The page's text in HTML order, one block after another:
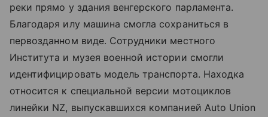
реки прямо у здания венгерского парламента.
Благодаря илу машина смогла сохраниться в
первозданном виде. Сотрудники местного
Института и музея военной истории смогли
идентифицировать модель транспорта. Находка
относится к специальной версии мотоциклов
линейки NZ, выпускавшихся компанией Auto Union